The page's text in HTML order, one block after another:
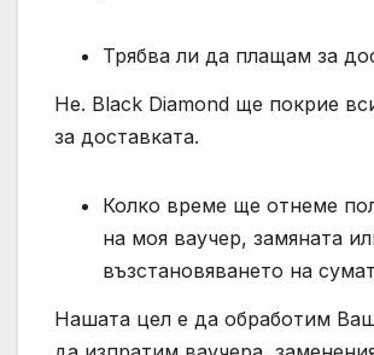
Трябва ли да плащам за
Не. Black Diamond ще покрие
за доставката.
Колко време ще отнеме
на моя ваучер, замяната
възстановяването на
Нашата цел е да обработим